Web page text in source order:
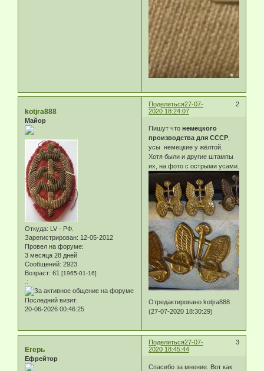
Поделиться 2
27-07-
2020 18:24:07
kotjra888
Майор
Откуда: LV - РФ.
Зарегистрирован: 12-05-2012
Провел на форуме:
3 месяца 28 дней
Сообщений: 2923
Возраст: 61 [1965-01-16]
.:
Последний визит:
20-06-2026 00:46:25
Пишут чтонемецкого
производства для СССР,
усы немецкие у жёлтой.
Хотя были и другие штампы
их, на фото с острыми усами.
Отредактировано kotjra888
(27-07-2020 18:30:29)
Поделиться 3
27-07-
2020 18:45:44
Егерь
Ефрейтор
Спасибо за мнение. Вот как